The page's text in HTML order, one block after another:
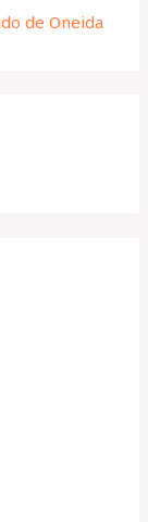
de Oneida